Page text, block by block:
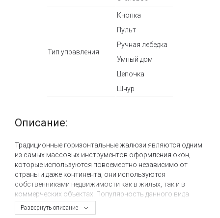
Тип управления
Кнопка
Пульт
Ручная лебедка
Умный дом
Цепочка
Шнур
Развернуть описание
Описание:
Традиционные горизонтальные жалюзи являются одним
из самых массовых инструментов оформления окон,
которые используются повсеместно независимо от
страны и даже континента, они используются
собственниками недвижимости как в жилых, так и в
коммерческих объектах. Популярность данного вида
зашторивания обусловлена простой конструкцией и
универсальностью применения на окнах разного